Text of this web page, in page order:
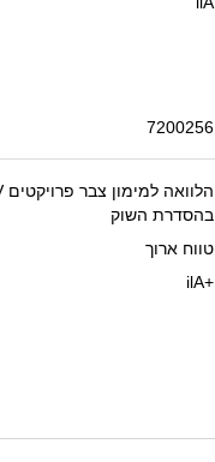
7200256
בהסדרת השוק
טווח ארוך
ilA+